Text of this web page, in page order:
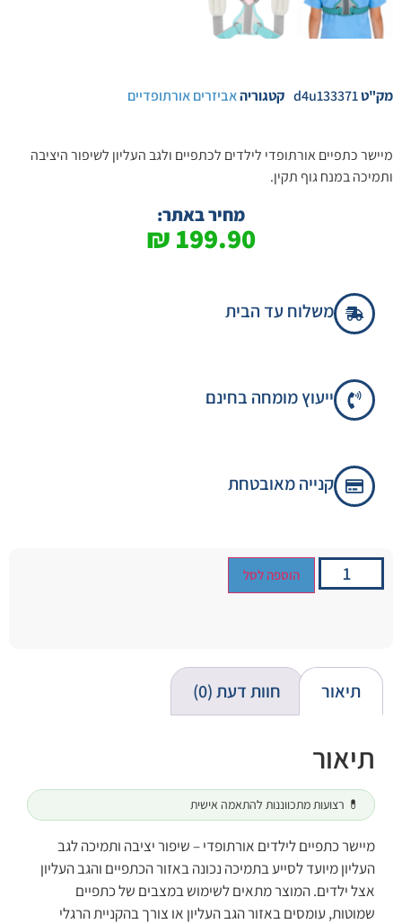
מק"טd4u133371 קטגוריהאביזרים אורתופדיים
מיישר כתפיים אורתופדי לילדים לכתפיים ולגב העליון לשיפור היציבה
ותמיכה במנח גוף תקין.
מחיר באתר:
199.90
₪
משלוח עד הבית
ייעוץ מומחה בחינם
קנייה מאובטחת
הוספה לסל
תיאור חוות דעת (0)
תיאור
💊 רצועות מתכווננות להתאמה אישית
מיישר כתפיים לילדים אורתופדי – שיפור יציבה ותמיכה לגב
העליון מיועד לסייע בתמיכה נכונה באזור הכתפיים והגב העליון
אצל ילדים. המוצר מתאים לשימוש במצבים של כתפיים
שמוטות, עומסים באזור הגב העליון או צורך בהקניית הרגלי